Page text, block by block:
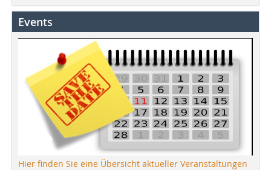
Events
Hier finden Sie eine Übersicht aktueller Veranstaltungen